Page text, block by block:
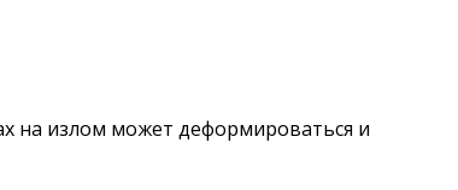
на излом может деформироваться и